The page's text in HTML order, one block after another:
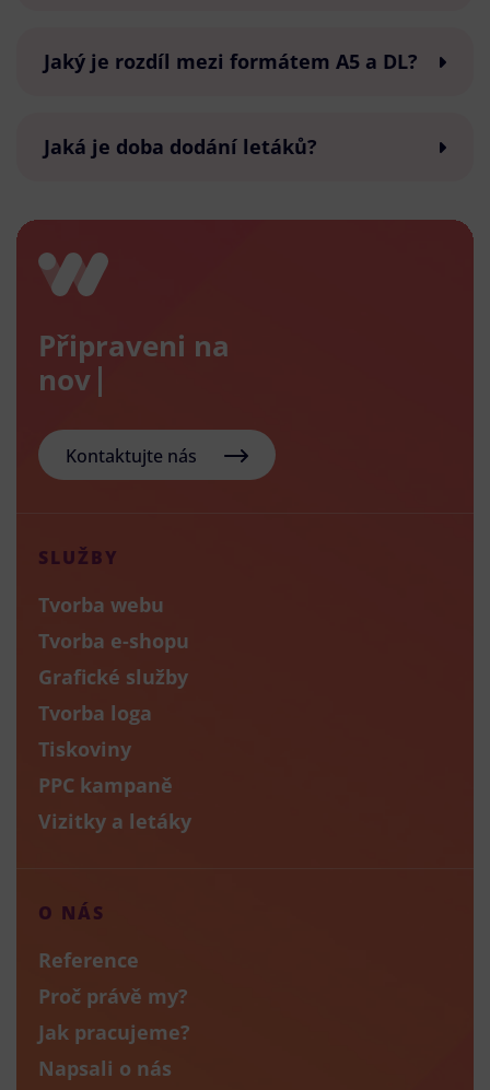
Jaký je rozdíl mezi formátem A5 a DL?
Jaká je doba dodání letáků?
Připraveni na
nový e-sh
Kontaktujte nás
SLUŽBY
Tvorba webu
Tvorba e-shopu
Grafické služby
Tvorba loga
Tiskoviny
PPC kampaně
Vizitky a letáky
O NÁS
Reference
Proč právě my?
Jak pracujeme?
Napsali o nás